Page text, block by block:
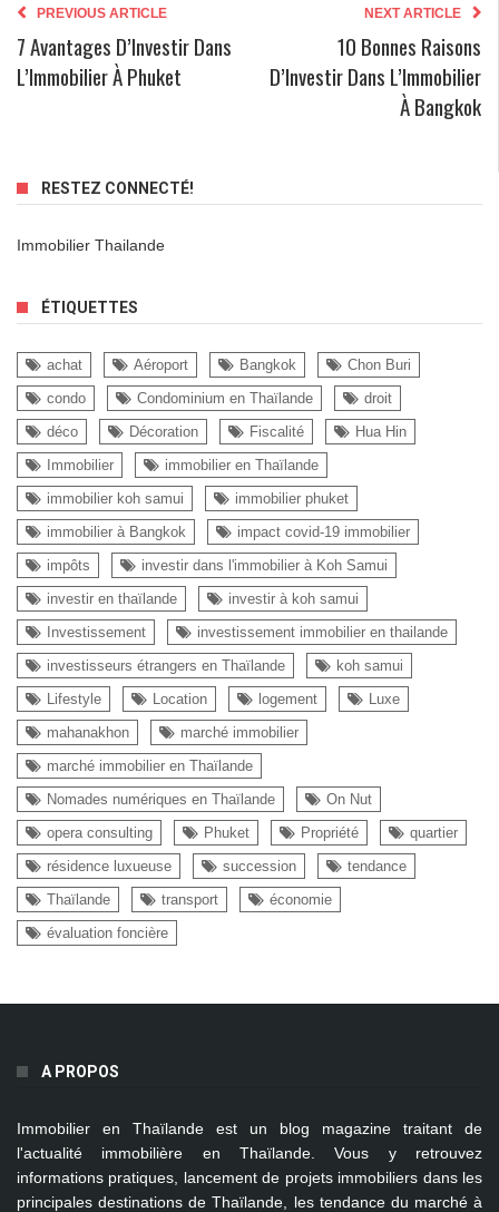
PREVIOUS ARTICLE
7 Avantages D’Investir Dans
L’Immobilier À Phuket
NEXT ARTICLE
10 Bonnes Raisons
D’Investir Dans L’Immobilier
À Bangkok
RESTEZ CONNECTÉ!
Immobilier Thailande
ÉTIQUETTES
achat Aéroport Bangkok
Chon Buri
condo
Condominium en Thaïlande
droit
déco
Décoration Fiscalité
Hua Hin
Immobilier
immobilier en Thaïlande
immobilier koh samui
immobilier phuket
immobilier à Bangkok
impact covid-19 immobilier
impôts
investir dans l'immobilier à Koh Samui
investir en thaïlande
investir à koh samui
Investissement
investissement immobilier en thailande
investisseurs étrangers en Thaïlande
koh samui
Lifestyle
Location logement
Luxe
mahanakhon
marché immobilier
marché immobilier en Thaïlande
Nomades numériques en Thaïlande
On Nut
opera consulting
Phuket Propriété
quartier
résidence luxueuse
succession
tendance
Thaïlande
transport
économie
évaluation foncière
A PROPOS
Immobilier en Thaïlande est un blog magazine traitant de
l'actualité immobilière en Thaïlande. Vous y retrouvez
informations pratiques, lancement de projets immobiliers dans les
principales destinations de Thaïlande, les tendance du marché à